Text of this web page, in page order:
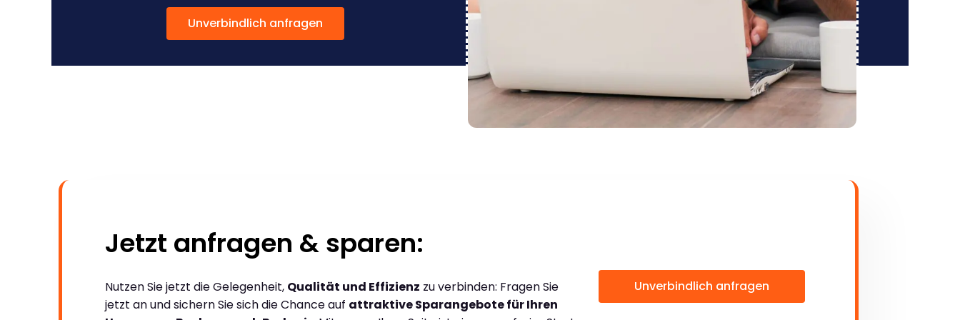
Unverbindlich anfragen
Jetzt anfragen & sparen:
Nutzen Sie jetzt die Gelegenheit, Qualität und Effizienz zu verbinden: Fragen Sie
jetzt an und sichern Sie sich die Chance auf attraktive Sparangebote für Ihren
Unverbindlich anfragen